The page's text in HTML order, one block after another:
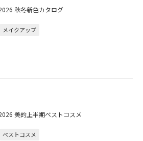
秋冬新色カタログ
メイクアップ
美的上半期ベストコスメ
ベストコスメ